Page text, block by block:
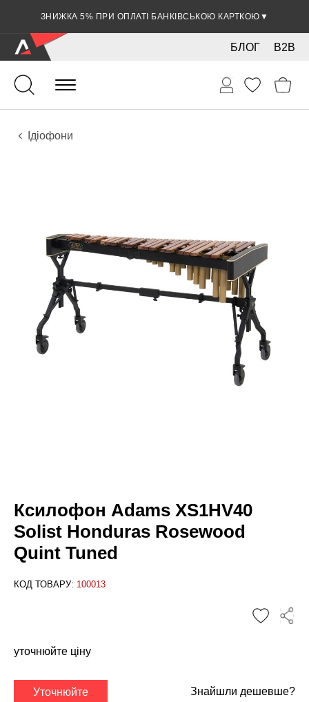
ЗНИЖКА 5% ПРИ ОПЛАТІ БАНКІВСЬКОЮ КАРТКОЮ ▼
B2B
БЛОГ
Ударні
Ударні інструменти
Інструменти
Ідіофони
Ксилофон Adams XS1HV40
Solist Honduras Rosewood
Quint Tuned
КОД ТОВАРУ: 100013
уточнюйте ціну
Уточнюйте Знайшли дешевше?